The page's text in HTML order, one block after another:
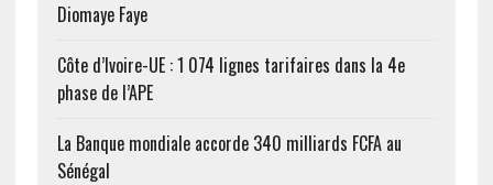
Diomaye Faye
Côte d’Ivoire-UE : 1 074 lignes tarifaires dans la 4e
phase de l’APE
La Banque mondiale accorde 340 milliards FCFA au
Sénégal